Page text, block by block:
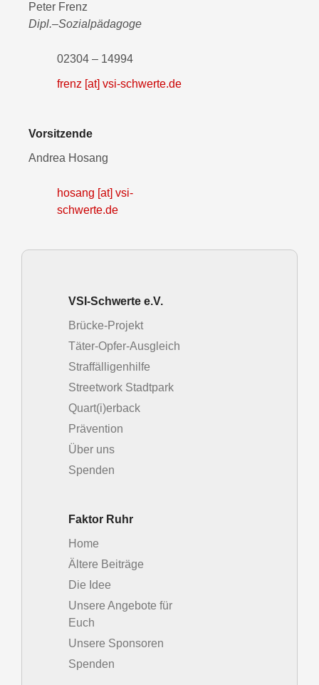
Peter Frenz
Dipl.–Sozialpädagoge
02304 – 14994
frenz [at] vsi-schwerte.de
Vorsitzende
Andrea Hosang
hosang [at] vsi-
schwerte.de
VSI-Schwerte e.V.
Brücke-Projekt
Täter-Opfer-Ausgleich
Straffälligenhilfe
Streetwork Stadtpark
Quart(i)erback
Prävention
Über uns
Spenden
Faktor Ruhr
Home
Ältere Beiträge
Die Idee
Unsere Angebote für
Euch
Unsere Sponsoren
Spenden